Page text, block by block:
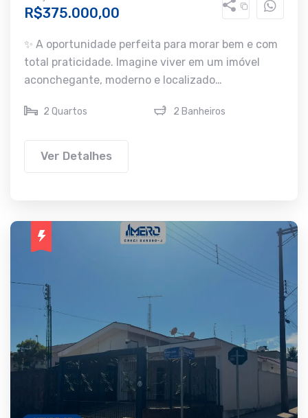
R$375.000,00
✨ A oportunidade perfeita para morar bem e com
total praticidade. Imagine viver em um imóvel
aconchegante, moderno e localizado…
2 Quartos 2 Banheiros
Ver Detalhes